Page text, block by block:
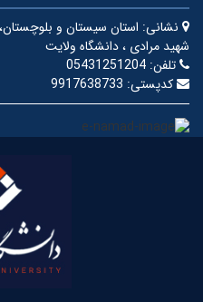
نشانی:
شهید مرادی ، دانشگاه ولایت
تلفن: 05431251204
کدپستی: 9917638733